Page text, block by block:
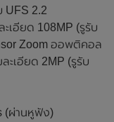
UFS 2.2
เอียด 108MP (รูรับ
Zoom ออพติคอล
ะเอียด 2MP (รูรับ
(ผ่านหูฟัง)